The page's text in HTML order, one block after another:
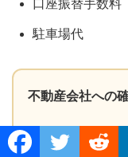
口座振替手数料
駐車場代
不動産会社への
「家賃だけでな